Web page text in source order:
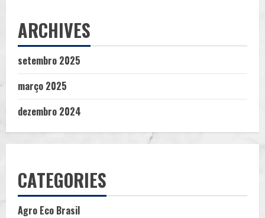
ARCHIVES
setembro 2025
março 2025
dezembro 2024
CATEGORIES
Agro Eco Brasil